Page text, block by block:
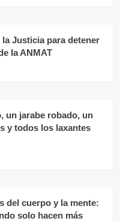
Justicia para detener
la ANMAT
un jarabe robado, un
y todos los laxantes
del cuerpo y la mente:
solo hacen más